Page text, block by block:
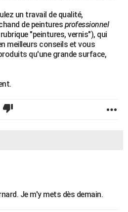
un travail de qualité,
de peintures professionnel
"peintures, vernis"), qui
meilleurs conseils et vous
qu'une grande surface,
Je m'y mets dès demain.